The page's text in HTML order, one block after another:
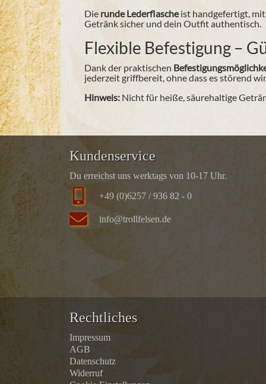
Die runde Lederflascheist handgefertigt, mit
Getränk sicher und dein Outfit authentisch.
Flexible Befestigung –
Dank der praktischen
jederzeit griffbereit, ohne dass es störend
Hinweis: Nicht für heiße, säurehaltige
Kundenservice
Du erreichst uns werktags von 10-17 Uhr.
+49 (0)6257 / 936 82 - 0
info@trollfelsen.de
Rechtliches
Impressum
AGB
Datenschutz
Widerruf